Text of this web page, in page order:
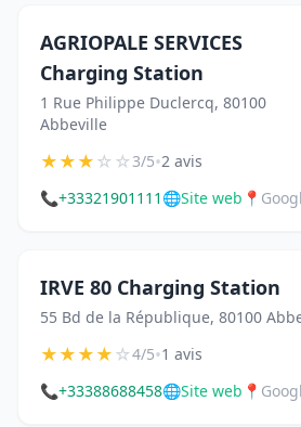
AGRIOPALE SERVICES
Charging Station
1 Rue Philippe Duclercq, 80100
Abbeville
★★★☆☆3/5•2 avis
📞+33321901111 🌐Site web 📍
IRVE 80 Charging Station
55 Bd de la République, 80100
★★★★☆4/5•1 avis
📞+33388688458🌐Site web 📍